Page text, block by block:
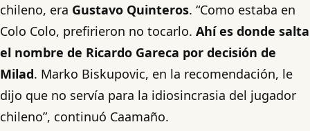
chileno, era Gustavo Quinteros. “Como estaba en
Colo Colo, prefirieron no tocarlo. Ahí es donde salta
el nombre de Ricardo Gareca por decisión de
Milad. Marko Biskupovic, en la recomendación, le
dijo que no servía para la idiosincrasia del jugador
chileno”, continuó Caamaño.